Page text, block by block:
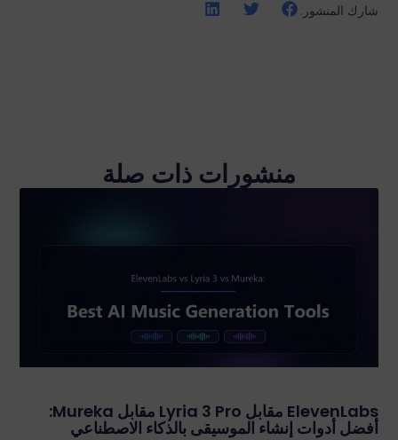
شارك المنشور:
منشورات ذات صلة
ElevenLabs مقابل Lyria 3 Pro مقابل Mureka:
أفضل أدوات إنشاء الموسيقى بالذكاء الاصطناعي